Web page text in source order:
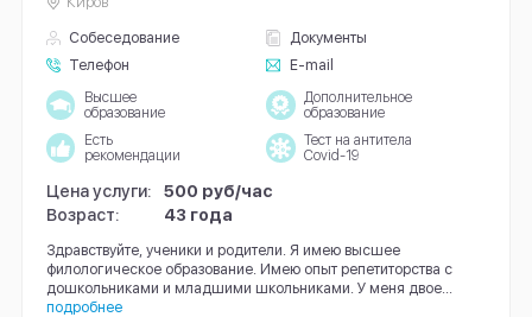
Собеседование
Документы
Телефон
E-mail
Высшее
образование
Дополнительное
образование
Есть
рекомендации
Тест на антитела
Covid-19
Цена услуги:
500 руб/час
Возраст:
43 года
Здравствуйте, ученики и родители. Я имею высшее
филологическое образование. Имею опыт репетиторства с
дошкольниками и младшими школьниками. У меня двое...
подробнее